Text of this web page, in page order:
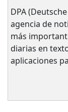
DPA
agencia de
más
diarias en
aplicaciones